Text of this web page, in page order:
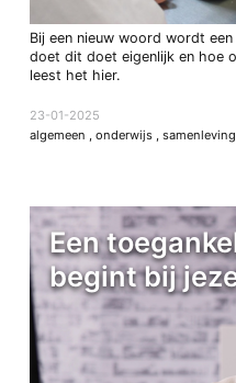
Bij een nieuw woord wordt
doet dit doet eigenlijk en hoe
leest het hier.
23-01-2025
algemeen
onderwijs
Een
begint bij